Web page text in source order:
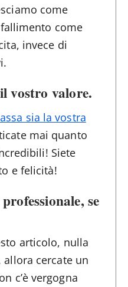
come
come
invece di
vostro valore.
sia la vostra
mai quanto
Siete
e felicità!
se
articolo, nulla
allora cercate un
c’è vergogna